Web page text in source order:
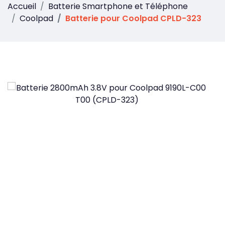
Accueil
Batterie Smartphone et Téléphone
Coolpad
Batterie pour Coolpad CPLD-323